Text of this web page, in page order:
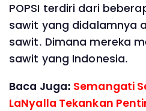
POPSI terdiri dari
sawit yang didalamnya
sawit. Dimana mereka
sawit yang Indonesia.
Baca Juga: Semangati
LaNyalla Tekankan